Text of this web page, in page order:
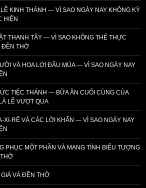
KINH THÁNH — VÌ SAO NGÀY NAY KHÔNG KỲ
HIỆN
THANH TẨY — VÌ SAO KHÔNG THỂ THỰC
ĐỀN THỜ
VÀ HOA LỢI ĐẦU MÙA — VÌ SAO NGÀY NAY
TIỆC THÁNH — BỮA ĂN CUỐI CÙNG CỦA
LỄ VƯỢT QUA
XI-RÊ VÀ CÁC LỜI KHẤN — VÌ SAO NGÀY NAY
PHỤC MỘT PHẦN VÀ MANG TÍNH BIỂU TƯỢNG
VÀ ĐỀN THỜ